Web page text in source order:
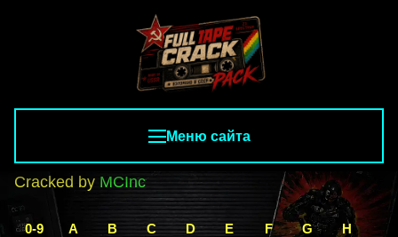
Меню сайта
Cracked by MCInc
0-9 A B C D E F G H